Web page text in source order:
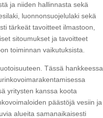
ja niiden hallinnasta sekä
luonnonsuojelulaki sekä
tärkeät tavoitteet ilmastoon,
sitoumukset ja tavoitteet
toiminnan vaikutuksista.
Tässä hankkeessa
yritysten kanssa koota
päästöjä vesiin ja
alueita samanaikaisesti